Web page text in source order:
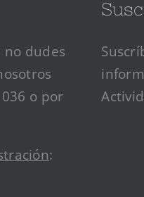
no dudes
o por
: